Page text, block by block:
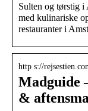
Sulten og tørstig i
med kulinariske
restauranter i
http s://
Madguide
&